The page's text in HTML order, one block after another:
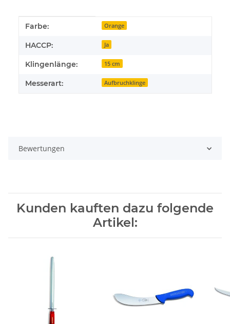
Produkteigenschaft
Wert
Farbe: Orange
HACCP: Ja
Klingenlänge: 15 cm
Messerart: Aufbruchklinge
Bewertungen
Kunden kauften dazu folgende
Artikel: